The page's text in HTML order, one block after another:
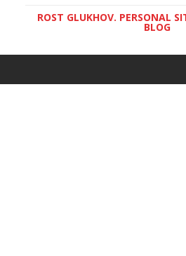
ROST GLUKHOV. PERSONAL
BLOG